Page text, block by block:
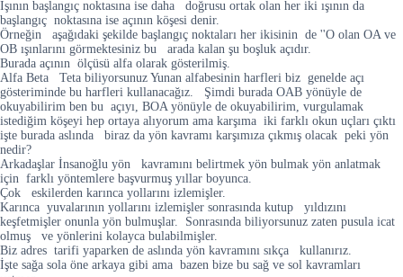
Işının başlangıç noktasına ise daha doğrusu ortak olan her iki ışının da
başlangıç noktasına ise açının köşesi denir.
Örneğin aşağıdaki şekilde başlangıç noktaları her ikisinin de ''O olan OA ve
OB ışınlarını görmektesiniz bu arada kalan şu boşluk açıdır.
Burada açının ölçüsü alfa olarak gösterilmiş.
Alfa Beta Teta biliyorsunuz Yunan alfabesinin harfleri biz genelde açı
gösteriminde bu harfleri kullanacağız. Şimdi burada OAB yönüyle de
okuyabilirim ben bu açıyı, BOA yönüyle de okuyabilirim, vurgulamak
istediğim köşeyi hep ortaya alıyorum ama karşıma iki farklı okun uçları çıktı
işte burada aslında biraz da yön kavramı karşımıza çıkmış olacak peki yön
nedir?
Arkadaşlar İnsanoğlu yön kavramını belirtmek yön bulmak yön anlatmak
için farklı yöntemlere başvurmuş yıllar boyunca.
Çok eskilerden karınca yollarını izlemişler.
Karınca yuvalarının yollarını izlemişler sonrasında kutup yıldızını
keşfetmişler onunla yön bulmuşlar. Sonrasında biliyorsunuz zaten pusula icat
olmuş ve yönlerini kolayca bulabilmişler.
Biz adres tarifi yaparken de aslında yön kavramını sıkça kullanırız.
İşte sağa sola öne arkaya gibi ama bazen bize bu sağ ve sol kavramları